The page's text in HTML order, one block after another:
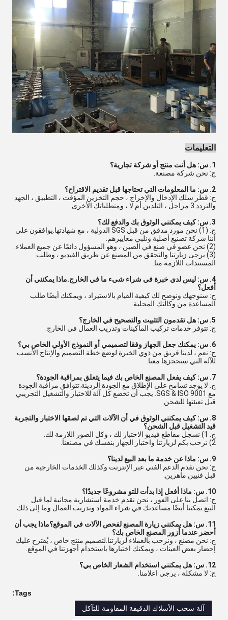
التعليمات
1. س: هل أنت منتج أو شركة تجارية؟
ج: نحن شركة مصنعة.
2. س: ما المعلومات التي تحتاجها قبل تقديم الاقتراح؟
ج: قطر سلك الإدخال والإخراج ، حجم التخزين المؤقت ، التطبيق ، الجهد
والتردد 3 مراحل ، التلدين أم لا ، ومتطلباتك الأخرى.
3. س: كيف يمكنني الوثوق بك والدفع لك؟
ج: (1) نحن مورد مدقق من قبل SGS الدولية ، مع شهادتها.يوافقون على
أننا شركة تصنيع أصلية ونلبي معاييرهم.
(2) نحن عضو في صنع في الصين ، وهو المسؤول دائمًا عن جميع العملاء.
(3) يرجى زيارتنا والتحقق من المصنع عن طريق الفيديو ، وطلب
المستندات اللازمة منا.
4. س: ليس لدي خبرة في شراء شيء ما في الخارج.ماذا يمكنني أن
أفعل؟
ج: سنوجهك ونوضح لك كيفية القيام بالاستيراد ، ويمكنك أيضًا طلب
المساعدة من وكالتك المحلية.
5. س: هل تقدمون التثبيت والتصحيح في الخارج؟
ج: تتوفر خدمات تركيب الماكينات وتدريب العمال في الخارج.
6. س: يمكنك جعل الجهاز وفقا لتصميمي أو النموذج الأولي الخاص بي؟
ج: نعم ، لدينا فريق من ذوي الخبرة لوضع خطة التصميم والإنتاج الأنسب
للآلة التي ستحجزها معنا.
7. س: كيف يفعل المصنع الخاص بك فيما يتعلق بمراقبة الجودة؟
ج: لا يوجد تسامح على الإطلاق مع الجودة الرديئة.تتوافق مراقبة الجودة
مع SGS & ISO 9001. يجب أن تخضع كل آلة للاختبار والتشغيل التجريبي
قبل تعبئتها للشحن.
8. س: كيف يمكنني الوثوق في أن الآلات التي تم لصقها الاختبار والتجربة
قيد التشغيل قبل الشحن؟
ج: 1) نسجل مقاطع فيديو الاختبار لك ، وكل الصور اللازمة لك.
2) نرحب بكم لزيارتنا واختبار الجهاز بنفسك في مصنعنا.
9. س: ماذا عن خدمة ما بعد البيع لدينا؟
ج: نحن نقدم الدعم الفني عبر الإنترنت وكذلك الخدمات الخارجية من
قبل فنيين ماهرين.
10. س: ماذا أفعل إذا بدأت للتو مشروعًا جديدًا؟
ج: اتصل بنا على الفور ، نحن نقدم خدمة استشارية مجانية لما قبل
البيع.يمكننا أيضًا مساعدتك في شراء المواد وتدريب العمال وما إلى ذلك.
11. س: هل يمكنني زيارة المصنع لفحص الآلات في الموقع؟ماذا يجب أن
أحضر عندما أزور المصنع الخاص بك؟
ج: نحن مصنع ، ونرحب بالعملاء لزيارتنا.لتصميم منتج خاص ، يُقترح عليك
إحضار بعض العينات ، ويمكنك اختبارها باستخدام أجهزتنا في الموقع.
12. س: هل يمكنني استخدام الشعار الخاص بي؟
ج: لا مشكلة ، يرجى اعلامنا.
Tags:
آلة سحب الأسلاك الدقيقة المقاومة للتآكل